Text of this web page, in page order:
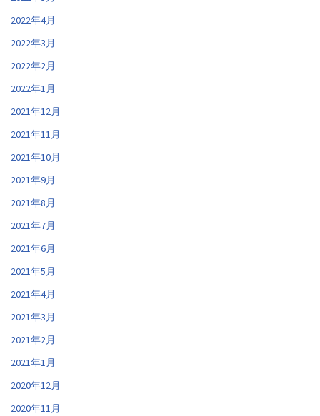
2022年4月
2022年3月
2022年2月
2022年1月
2021年12月
2021年11月
2021年10月
2021年9月
2021年8月
2021年7月
2021年6月
2021年5月
2021年4月
2021年3月
2021年2月
2021年1月
2020年12月
2020年11月